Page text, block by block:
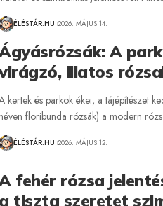
ÉLÉSTÁR.HU 2026. MÁJUS 14.
A
illatos
kertek és parkok ékei, a tájépítészet
floribunda rózsák) a modern
ÉLÉSTÁR.HU 2026. MÁJUS 12.
fehér rózsa
a tiszta szeretet